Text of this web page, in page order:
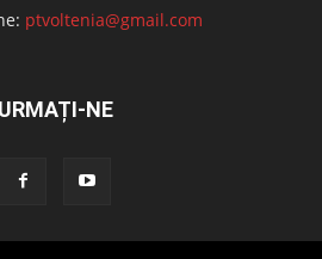
ptvoltenia@gmail.com
URMAȚI-NE